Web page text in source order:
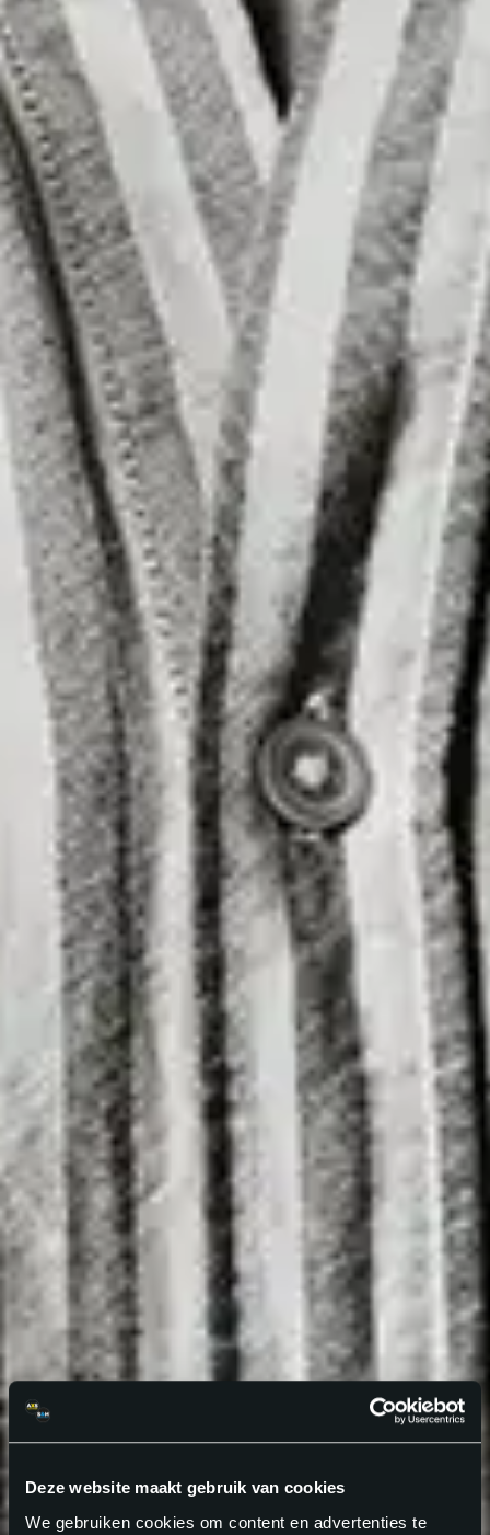
Deze website maakt gebruik van cookies
We gebruiken cookies om content en advertenties te